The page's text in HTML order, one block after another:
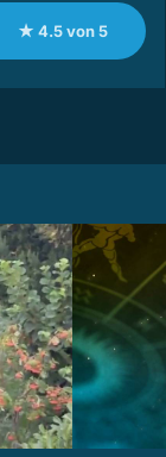
★ 4.5 von 5